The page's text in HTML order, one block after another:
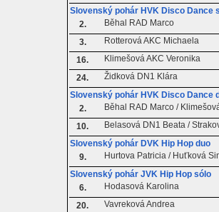
Slovenský pohár HVK Disco Dance
2.
Běhal RAD Marco
3.
Rotterová AKC Michaela
16.
Klimešová AKC Veronika
24.
Židková DN1 Klára
Slovenský pohár HVK Disco Dance
2.
Běhal RAD Marco /
10.
Belasová DN1 Beata /
Slovenský pohár DVK Hip Hop duo
9.
Hurtova Patricia / Huťková
Slovenský pohár JVK Hip Hop sólo
6.
Hodasová Karolina
20.
Vavreková Andrea